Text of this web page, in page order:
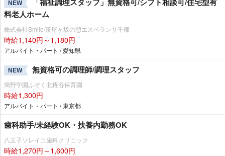
NEW
料老人ホーム
株式会社Smile/茶屋ヶ坂の憩エスペランサ千種
時給1,140円～1,180円
アルバイト・パート / 愛知県
NEW 無資格可の調理師/調理スタッフ
簡野学園ふぞく北糀谷保育園
時給1,300円
アルバイト・パート / 東京都
歯科助手/未経験OK・扶養内勤務OK
八王子ソレイユ歯科クリニック
時給1,270円～1,600円